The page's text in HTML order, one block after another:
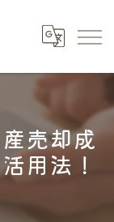
売却成
用法！